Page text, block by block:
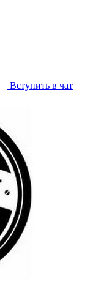
Вступить в чат